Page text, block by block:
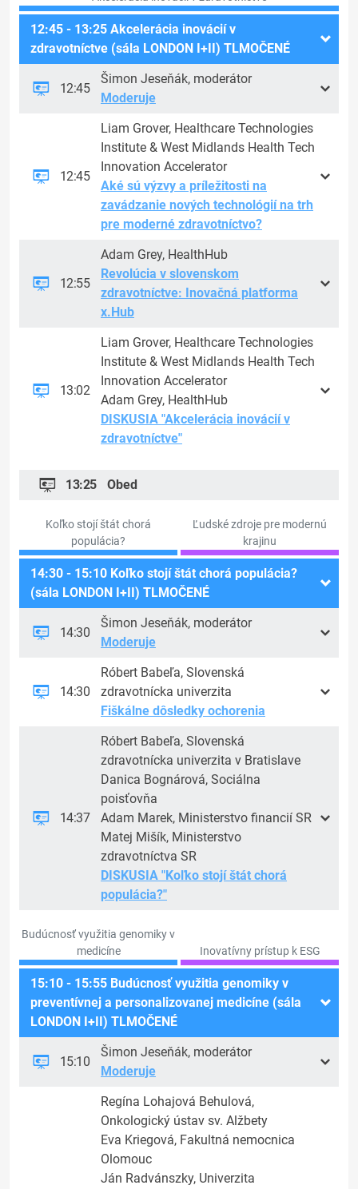
12:45 - 13:25 Akcelerácia inovácií v
zdravotníctve (sála LONDON I+II) TLMOČENÉ
12:45
Šimon Jeseňák, moderátor
Moderuje
12:45
Liam Grover, Healthcare Technologies
Institute & West Midlands Health Tech
Innovation Accelerator
Aké sú výzvy a príležitosti na
zavádzanie nových technológií na trh
pre moderné zdravotníctvo?
12:55
Adam Grey, HealthHub
Revolúcia v slovenskom
zdravotníctve: Inovačná platforma
x.Hub
13:02
Liam Grover, Healthcare Technologies
Institute & West Midlands Health Tech
Innovation Accelerator
Adam Grey, HealthHub
DISKUSIA "Akcelerácia inovácií v
zdravotníctve"
13:25 Obed
Koľko stojí štát chorá
populácia?
Ľudské zdroje pre modernú
krajinu
14:30 - 15:10 Koľko stojí štát chorá populácia?
(sála LONDON I+II) TLMOČENÉ
14:30
Šimon Jeseňák, moderátor
Moderuje
14:30
Róbert Babeľa, Slovenská
zdravotnícka univerzita
Fiškálne dôsledky ochorenia
14:37
Róbert Babeľa, Slovenská
zdravotnícka univerzita v Bratislave
Danica Bognárová, Sociálna
poisťovňa
Adam Marek, Ministerstvo financií SR
Matej Mišík, Ministerstvo
zdravotníctva SR
DISKUSIA "Koľko stojí štát chorá
populácia?"
Budúcnosť využitia genomiky v
medicíne
Inovatívny prístup k ESG
15:10 - 15:55 Budúcnosť využitia genomiky v
preventívnej a personalizovanej medicíne (sála
LONDON I+II) TLMOČENÉ
15:10
Šimon Jeseňák, moderátor
Moderuje
Regína Lohajová Behulová,
Onkologický ústav sv. Alžbety
Eva Kriegová, Fakultná nemocnica
Olomouc
Ján Radvánszky, Univerzita